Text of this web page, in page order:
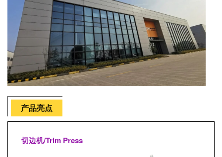
产品亮点
切边机/Trim Press